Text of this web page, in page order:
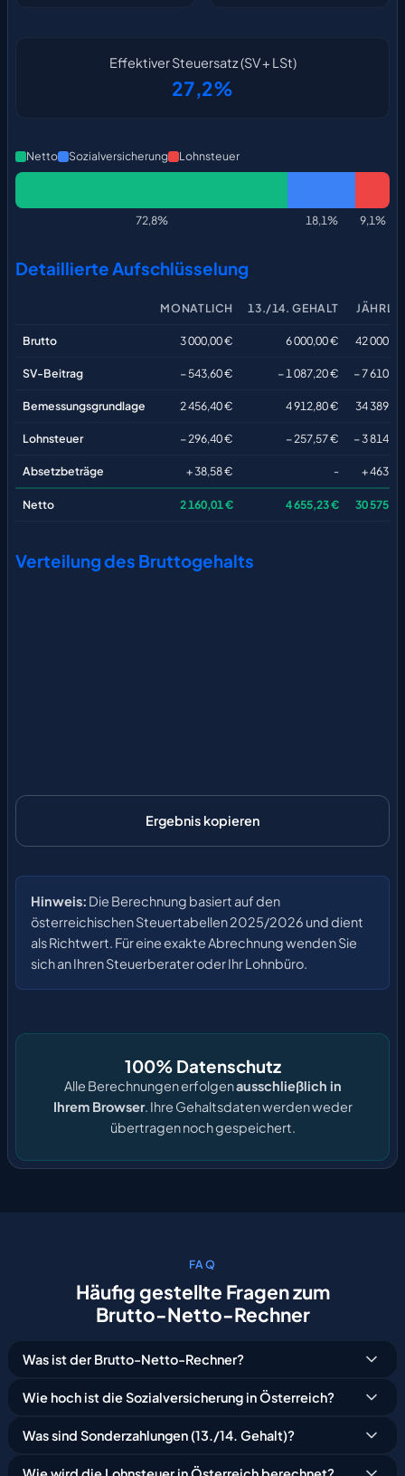
Effektiver Steuersatz (SV + LSt)
27,2%
Netto Sozialversicherung Lohnsteuer
72,8% 18,1% 9,1%
Detaillierte Aufschlüsselung
MONATLICH 13./14. GEHALT
Brutto 3 000,00 € 6 000,00 € 42
SV-Beitrag − 543,60 € − 1 087,20 € − 7
Bemessungsgrundlage 2 456,40 € 4 912,80 € 34
Lohnsteuer − 296,40 € − 257,57 € − 3
Absetzbeträge + 38,58 € - +
Netto 2 160,01 € 4 655,23 € 30
Verteilung des Bruttogehalts
Ergebnis kopieren
Hinweis: Die Berechnung basiert auf den
österreichischen Steuertabellen 2025/2026 und dient
als Richtwert. Für eine exakte Abrechnung wenden Sie
sich an Ihren Steuerberater oder Ihr Lohnbüro.
100% Datenschutz
Alle Berechnungen erfolgenausschließlich in
Ihrem Browser. Ihre Gehaltsdaten werden weder
übertragen noch gespeichert.
FAQ
Häufiggestellte Fragenzum
Brutto-Netto-Rechner
Was ist der Brutto-Netto-Rechner?
Wie hoch ist die Sozialversicherung in Österreich?
Was sind Sonderzahlungen (13./14. Gehalt)?